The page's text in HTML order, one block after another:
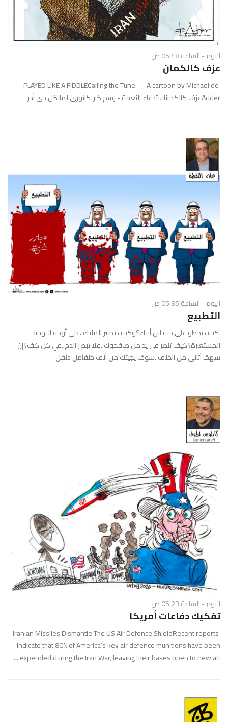
اليوم - الساعة 05:48 ص
عزف كالكمان
PLAYED LIKE A FIDDLECalling the Tune — A cartoon by Michael de
Adderعزف كالكماناستدعاء النغمة - رسم كاريكاتوري لمايكل دي أدر
اليوم - الساعة 05:35 ص
التطبيع
كيف تخطو على جثة ابن أبيكَ؟وكيف تصير المليكَ..على أوجهِ البهجة
المستعارة؟كيف تنظر في يد من صافحوك..فلا تبصر الدم..في كل كف؟إن
سهمًا أتاني من الخلف..سوف يجيئك من ألف خلفأمل دنقل
اليوم - الساعة 05:23 ص
تفكيك دفاعات أمريكا
Iranian Missiles Dismantle The US Air Defence ShieldRecent reports
indicate that 80% of America’s key air defence munitions have been
expended during the Iran War, leaving their bases open to new att ...